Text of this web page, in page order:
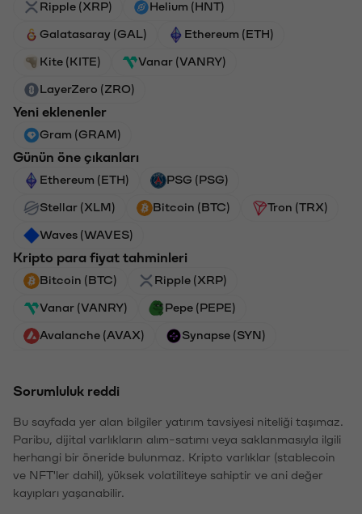
Ripple (XRP) Helium (HNT)
Galatasaray (GAL) Ethereum (ETH)
Kite (KITE) Vanar (VANRY)
LayerZero (ZRO)
Yeni eklenenler
Gram (GRAM)
Günün öne çıkanları
Ethereum (ETH) PSG (PSG)
Stellar (XLM) Bitcoin (BTC) Tron (TRX)
Waves (WAVES)
Kripto para fiyat tahminleri
Bitcoin (BTC) Ripple (XRP)
Vanar (VANRY) Pepe (PEPE)
Avalanche (AVAX) Synapse (SYN)
Sorumluluk reddi
Bu sayfada yer alan bilgiler yatırım tavsiyesi niteliği taşımaz.
Paribu, dijital varlıkların alım-satımı veya saklanmasıyla ilgili
herhangi bir öneride bulunmaz. Kripto varlıklar (stablecoin
ve NFT'ler dahil), yüksek volatiliteye sahiptir ve ani değer
kayıpları yaşanabilir.